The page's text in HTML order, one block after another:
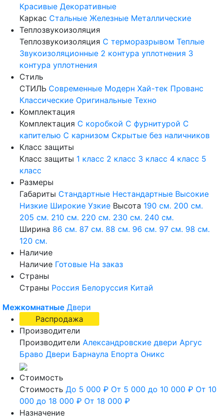
Красивые Декоративные
Каркас Стальные Железные Металлические
Теплозвукоизоляция
Теплозвукоизоляция С терморазрывом Теплые
Звукоизоляционные 2 контура уплотнения 3
контура уплотнения
Стиль
СТИЛЬ Современные Модерн Хай-тек Прованс
Классические Оригинальные Техно
Комплектация
Комплектация С коробкой С фурнитурой С
капителью С карнизом Скрытые без наличников
Класс защиты
Класс защиты 1 класс 2 класс 3 класс 4 класс 5
класс
Размеры
Габариты Стандартные Нестандартные Высокие
Низкие Широкие Узкие Высота 190 см. 200 см.
205 см. 210 см. 220 см. 230 см. 240 см.
Ширина 86 см. 87 см. 88 см. 96 см. 97 см. 98 см.
120 см.
Наличие
Наличие Готовые На заказ
Страны
Страны Россия Белоруссия Китай
Межкомнатные Двери
Распродажа
Производители
Производители Александровские двери Аргус
Браво Двери Барнаула Епорта Оникс
Стоимость
Стоимость До 5 000 ₽ От 5 000 до 10 000 ₽ От 10
000 до 18 000 ₽ От 18 000 ₽
Назначение